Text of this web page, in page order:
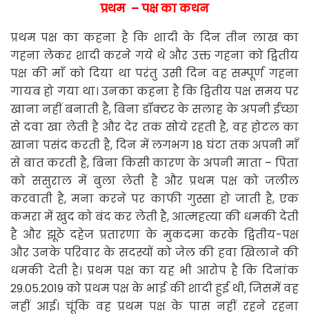
प्रथम – पक्ष का कथन
प्रथम पक्ष का कहना है कि शादी के दिन तीन लाख का
गहना लेकर शादी करने गये थे और उक्त गहना को द्वितीय
पक्ष की माँ को दिया था परंतु उसी दिन वह सम्पूर्ण गहना
गायब हो गया था। उनका कहना है कि द्वितीय पक्ष समय पर
खाना नहीं बनाती है, बिना डॉक्टर के सलाह के अपनी ईच्छा
से दवा खा लेती है और देर तक सोये रहती है, वह होटल का
खाना पसंद करती है, दिन में लगभग 18 घंटा तक अपनी माँ
से बात करती है, बिना किसी कारण के अपनी माता – पिता
को ससुराल में बुला लेती है और प्रथम पक्ष को जलील
करवाती है, मना करने पर काफी गुस्सा हो जाती है, एक
कमरा में खुद को बंद कर लेती है, आत्महत्या की धमकी देती
है और झूठे दहेज प्रतारणा के मुकदमा करके द्वितीय-पक्ष
और उनके परिवार के सदस्यों को जेल की हवा खिलाने की
धमकी देती है। प्रथम पक्ष का यह भी आरोप है कि दिनांक
29.05.2019 को प्रथम पक्ष के भाई की शादी हुई थी, जिसमें वह
नहीं आई। चूंकि वह प्रथम पक्ष के पास नहीं रहने रहना